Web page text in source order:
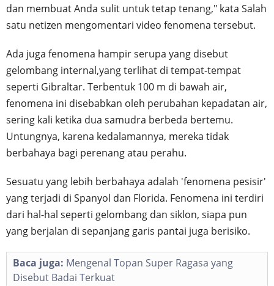
dan membuat Anda sulit untuk tetap tenang," kata Salah
satu netizen mengomentari video fenomena tersebut.
Ada juga fenomena hampir serupa yang disebut
gelombang internal,yang terlihat di tempat-tempat
seperti Gibraltar. Terbentuk 100 m di bawah air,
fenomena ini disebabkan oleh perubahan kepadatan air,
sering kali ketika dua samudra berbeda bertemu.
Untungnya, karena kedalamannya, mereka tidak
berbahaya bagi perenang atau perahu.
Sesuatu yang lebih berbahaya adalah 'fenomena pesisir'
yang terjadi di Spanyol dan Florida. Fenomena ini terdiri
dari hal-hal seperti gelombang dan siklon, siapa pun
yang berjalan di sepanjang garis pantai juga berisiko.
Baca juga: Mengenal Topan Super Ragasa yang
Disebut Badai Terkuat